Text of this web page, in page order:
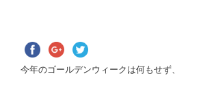
今年のゴールデンウィークは何もせず、